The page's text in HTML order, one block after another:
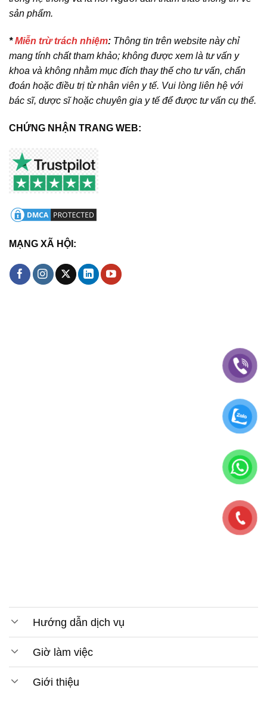
sản phẩm.
*Miễn trừ trách nhiệm: Thông tin trên website này chỉ
mang tính chất tham khảo; không được xem là tư vấn y
khoa và không nhằm mục đích thay thế cho tư vấn, chẩn
đoán hoặc điều trị từ nhân viên y tế. Vui lòng liên hệ với
bác sĩ, dược sĩ hoặc chuyên gia y tế để được tư vấn cụ thể.
CHỨNG NHẬN TRANG WEB:
MẠNG XÃ HỘI:
Hướng dẫn dịch vụ
Giờ làm việc
Giới thiệu